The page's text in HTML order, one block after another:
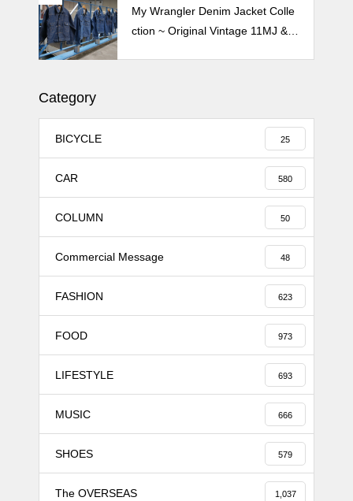
My Wrangler Denim Jacket Colle
ction ~ Original Vintage 11MJ & 1
Category
BICYCLE 25
CAR 580
COLUMN 50
Commercial Message 48
FASHION 623
FOOD 973
LIFESTYLE 693
MUSIC 666
SHOES 579
The OVERSEAS 1,037